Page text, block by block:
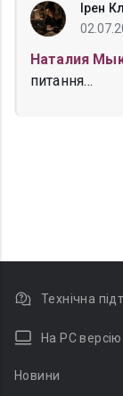
Ірен
Наталия
питання…
Технічна
На PC версію
Новини